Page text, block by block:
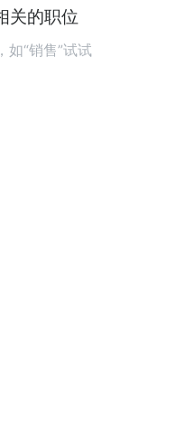
关的职位
如“销售”试试